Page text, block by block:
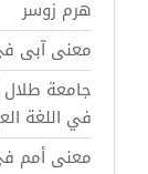
هرم زوسر
معنى آبى
جامعة طلال
في اللغة
معنى أمم